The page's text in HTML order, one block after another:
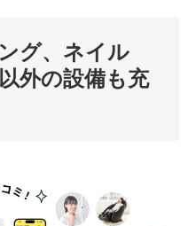
グ、ネイル
外の設備も充